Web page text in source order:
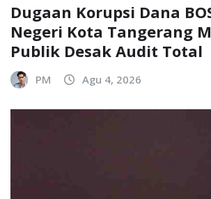
Dugaan Korupsi Dana
Negeri Kota Tangerang
Publik Desak Audit Total
PM Agu 4, 2026